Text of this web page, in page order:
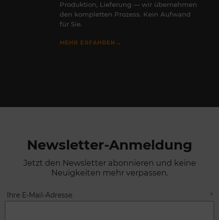
Produktion, Lieferung — wir übernehmen
den kompletten Prozess. Kein Aufwand
für Sie.
MEHR ERFAHREN →
Newsletter-Anmeldung
Jetzt den Newsletter abonnieren und keine
Neuigkeiten mehr verpassen.
Ihre E-Mail-Adresse